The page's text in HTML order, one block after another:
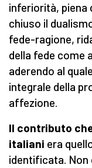
inferiorità, piena
chiuso il
fede-ragione,
della fede come
aderendo al
integrale della
affezione.
Il contributo
italiani era
identificata.